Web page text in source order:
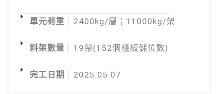
單元荷重 ｜2400kg/層；11000kg/架
料架數量 ｜19架(152個棧板儲位數)
完工日期 ｜2025.05.07